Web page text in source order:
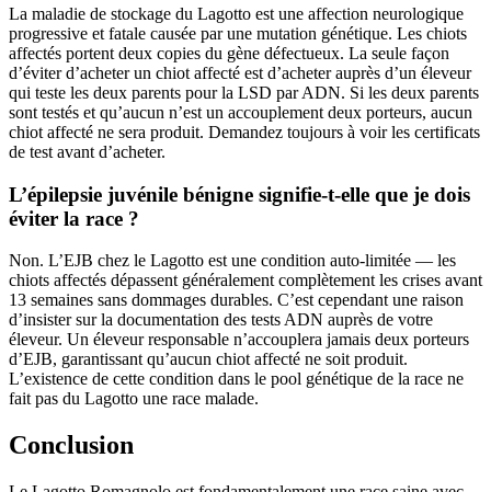
La maladie de stockage du Lagotto est une affection neurologique
progressive et fatale causée par une mutation génétique. Les chiots
affectés portent deux copies du gène défectueux. La seule façon
d’éviter d’acheter un chiot affecté est d’acheter auprès d’un éleveur
qui teste les deux parents pour la LSD par ADN. Si les deux parents
sont testés et qu’aucun n’est un accouplement deux porteurs, aucun
chiot affecté ne sera produit. Demandez toujours à voir les certificats
de test avant d’acheter.
L’épilepsie juvénile bénigne signifie-t-elle que je dois
éviter la race ?
Non. L’EJB chez le Lagotto est une condition auto-limitée — les
chiots affectés dépassent généralement complètement les crises avant
13 semaines sans dommages durables. C’est cependant une raison
d’insister sur la documentation des tests ADN auprès de votre
éleveur. Un éleveur responsable n’accouplera jamais deux porteurs
d’EJB, garantissant qu’aucun chiot affecté ne soit produit.
L’existence de cette condition dans le pool génétique de la race ne
fait pas du Lagotto une race malade.
Conclusion